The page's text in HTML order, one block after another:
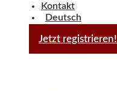
Kontakt
Deutsch
Jetzt registrieren!